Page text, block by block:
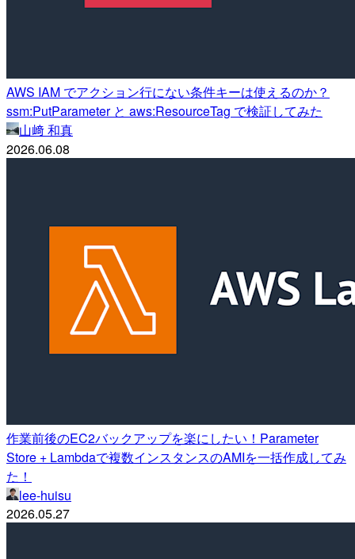
AWS IAM でアクション行にない条件キーは使えるのか？
ssm:PutParameter と aws:ResourceTag で検証してみた
山﨑 和真
2026.06.08
作業前後のEC2バックアップを楽にしたい！Parameter
Store + Lambdaで複数インスタンスのAMIを一括作成してみ
た！
lee-huisu
2026.05.27